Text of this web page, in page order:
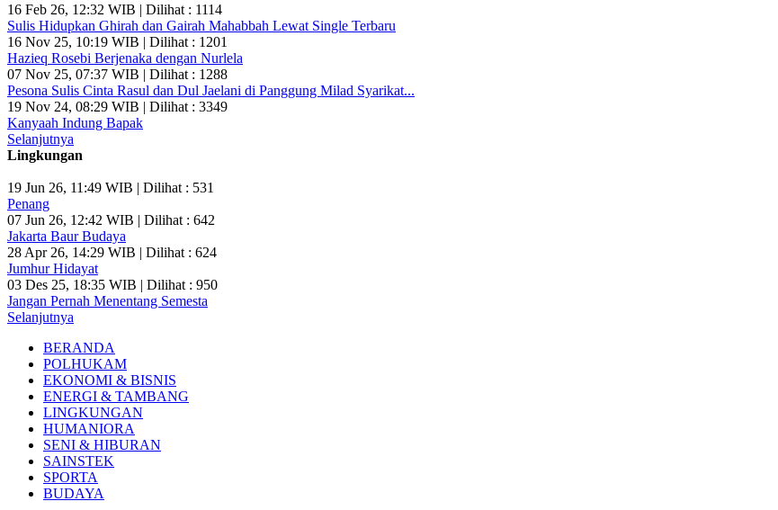
16 Feb 26, 12:32 WIB | Dilihat : 1114
Sulis Hidupkan Ghirah dan Gairah Mahabbah Lewat Single Terbaru
16 Nov 25, 10:19 WIB | Dilihat : 1201
Hazieq Rosebi Berjenaka dengan Nurlela
07 Nov 25, 07:37 WIB | Dilihat : 1288
Pesona Sulis Cinta Rasul dan Dul Jaelani di Panggung Milad Syarikat...
19 Nov 24, 08:29 WIB | Dilihat : 3349
Kanyaah Indung Bapak
Selanjutnya
Lingkungan
19 Jun 26, 11:49 WIB | Dilihat : 531
Penang
07 Jun 26, 12:42 WIB | Dilihat : 642
Jakarta Baur Budaya
28 Apr 26, 14:29 WIB | Dilihat : 624
Jumhur Hidayat
03 Des 25, 18:35 WIB | Dilihat : 950
Jangan Pernah Menentang Semesta
Selanjutnya
BERANDA
POLHUKAM
EKONOMI & BISNIS
ENERGI & TAMBANG
LINGKUNGAN
HUMANIORA
SENI & HIBURAN
SAINSTEK
SPORTA
BUDAYA